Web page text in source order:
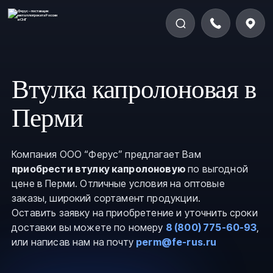
Втулка капролоновая в
Перми
Компания ООО “Ферус” предлагает Вам
приобрести втулку капролоновуюпо выгодной
цене в Перми. Отличные условия на оптовые
заказы, широкий сортамент продукции.
Оставить заявку на приобретение и уточнить сроки
доставки вы можете по номеру 8 (800) 775-60-93,
или написав нам на почту perm@fe-rus.ru